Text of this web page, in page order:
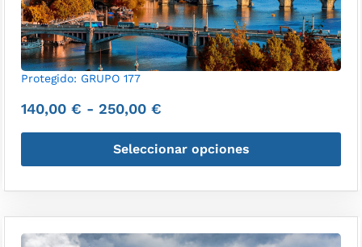
Protegido: GRUPO 177
140,00 € - 250,00 €
Seleccionar opciones